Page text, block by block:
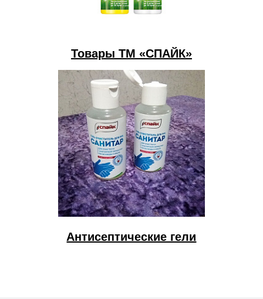
Товары ТМ «СПАЙК»
Антисептические гели